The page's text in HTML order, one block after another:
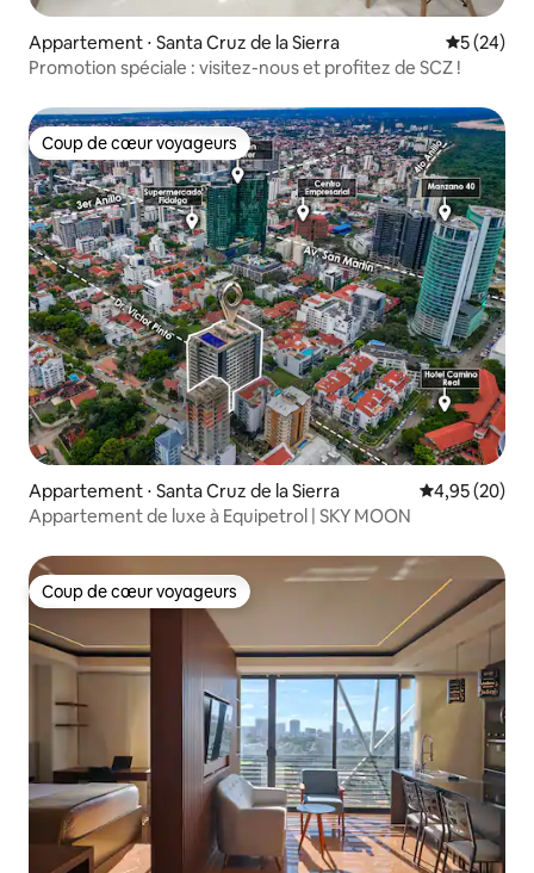
Appartement ⋅ Santa Cruz de la Sierra
5 (24)
Promotion spéciale : visitez-nous et profitez de SCZ !
Coup de cœur voyageurs
Coup de cœur voyageurs
Appartement ⋅ Santa Cruz de la Sierra Évaluation
4,95 (20)
Appartement de luxe à Equipetrol | SKY MOON
Coup de cœur voyageurs
Coup de cœur voyageurs